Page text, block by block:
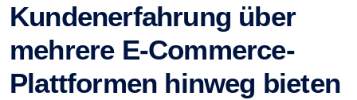
Kundenerfahrung über
mehrere E-Commerce-
Plattformen hinweg bieten